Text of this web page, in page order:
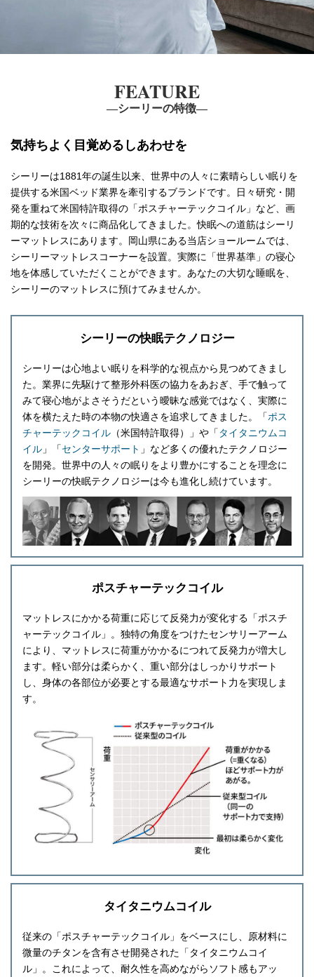
FEATURE
―シーリーの特徴―
気持ちよく目覚めるしあわせを
シーリーは1881年の誕生以来、世界中の人々に素晴らしい眠りを
提供する米国ベッド業界を牽引するブランドです。
日々研究・開
発を重ねて米国特許取得の「ポスチャーテックコイル」など、画
期的な技術を次々に商品化してきました。快眠への道筋はシーリ
ーマットレスにあります。 岡山県にある当店ショールームでは、
シーリーマットレスコーナーを設置。 実際に「世界基準」の寝心
地を体感していただくことができます。 あなたの大切な睡眠を、
シーリーのマットレスに預けてみませんか。
シーリーの快眠テクノロジー
シーリーは心地よい眠りを科学的な視点から見つめてきまし
た。業界に先駆けて整形外科医の協力をあおぎ、手で触って
みて寝心地がよさそうだという曖昧な感覚ではなく、実際に
体を横たえた時の本物の快適さを追求してきました。「ポス
チャーテックコイル （米国特許取得）」や「 タイタニウムコ
イル 」「センターサポート 」など多くの優れたテクノロジー
を開発。世界中の人々の眠りをより豊かにすることを理念に
シーリーの快眠テクノロジーは今も進化し続けています。
ポスチャーテックコイル
マットレスにかかる荷重に応じて反発力が変化する「ポスチ
ャーテックコイル」。独特の角度をつけたセンサリーアーム
により、マットレスに荷重がかかるにつれて反発力が増大し
ます。軽い部分は柔らかく、重い部分はしっかりサポート
し、身体の各部位が必要とする最適なサポート力を実現しま
す。
タイタニウムコイル
従来の「ポスチャーテックコイル」をベースにし、原材料に
微量のチタンを含有させ開発された「タイタニウムコイ
ル」。これによって、耐久性を高めながらソフト感もアッ